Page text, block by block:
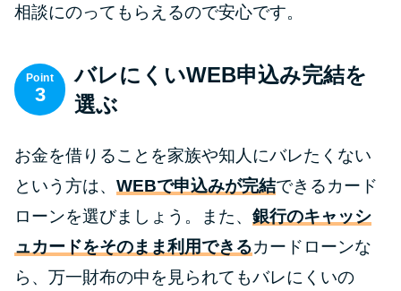
相談にのってもらえるので安心です。
Point
3
バレにくいWEB申込み完結を
選ぶ
お金を借りることを家族や知人にバレたくない
という方は、 WEBで申込みが完結できるカード
ローンを選びましょう。また、 銀行のキャッシ
ュカードをそのまま利用できるカードローンな
ら、万一財布の中を見られてもバレにくいの